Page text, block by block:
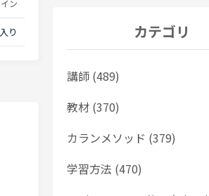
ン
り カテゴリ
講師 (489)
教材 (370)
カランメソッド (379)
学習方法 (470)